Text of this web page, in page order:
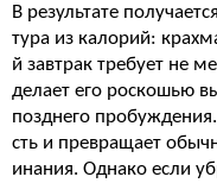
В результате
тура из калорий:
й завтрак требует не
делает его роскошью
позднего
сть и превращает
инания. Однако если